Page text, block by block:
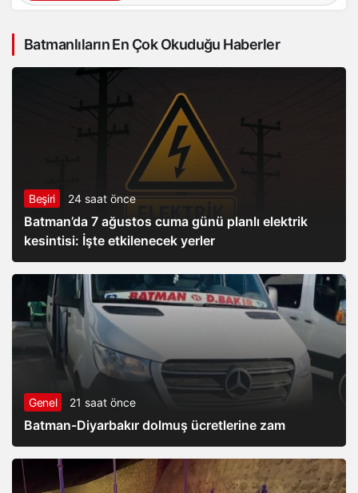
süreci’ yasa teklifine imza
Batmanlıların En Çok Okuduğu Haberler
Beşiri 24 saat önce
Batman’da 7 ağustos cuma günü planlı elektrik
kesintisi: İşte etkilenecek yerler
Genel 21 saat önce
Batman-Diyarbakır dolmuş ücretlerine zam